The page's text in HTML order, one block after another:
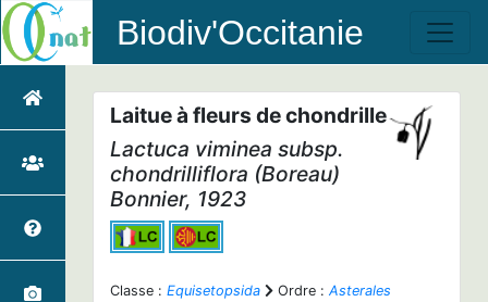
Biodiv'Occitanie
Laitue à fleurs de chondrille
Lactuca viminea subsp.
chondrilliflora (Boreau)
Bonnier, 1923
Classe : Equisetopsida Ordre : Asterales